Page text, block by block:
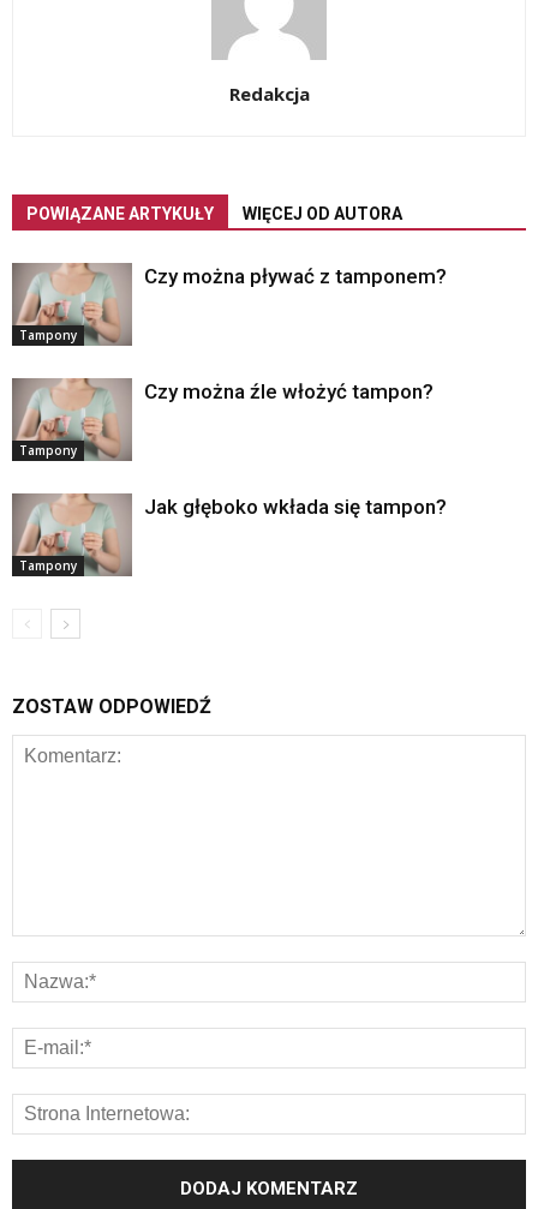
Redakcja
POWIĄZANE ARTYKUŁY WIĘCEJ OD AUTORA
Tampony
Czy można pływać z tamponem?
Tampony
Czy można źle włożyć tampon?
Tampony
Jak głęboko wkłada się tampon?
ZOSTAW ODPOWIEDŹ